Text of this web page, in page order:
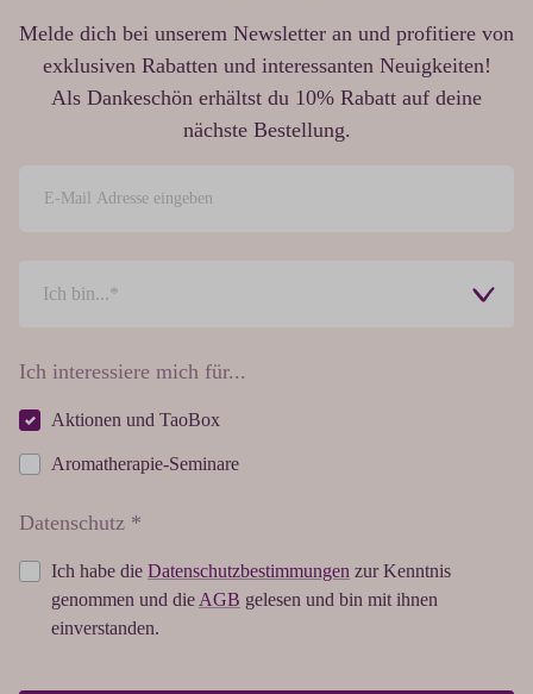
Melde dich bei unserem Newsletter an und profitiere von
exklusiven Rabatten und interessanten Neuigkeiten!
Als Dankeschön erhältst du 10% Rabatt auf deine
nächste Bestellung.
Ich interessiere mich für...
Aktionen und TaoBox
Aromatherapie-Seminare
Datenschutz *
Ich habe die Datenschutzbestimmungen zur Kenntnis
genommen und die AGB gelesen und bin mit ihnen
einverstanden.